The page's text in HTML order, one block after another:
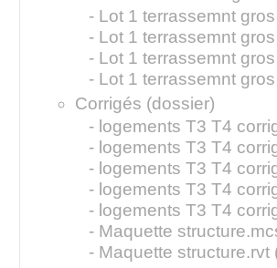
- Lot 1 terrassemnt
- Lot 1 terrassemnt
- Lot 1 terrassemnt
- Lot 1 terrassemnt
Corrigés (dossier)
- logements T3 T4
- logements T3 T4
- logements T3 T4
- logements T3 T4
- logements T3 T4
- Maquette
- Maquette structure.rvt